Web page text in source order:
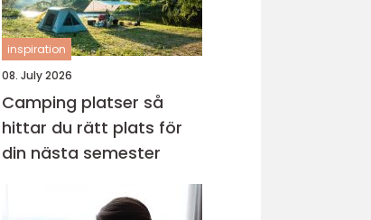
inspiration
08. July 2026
Camping platser så
hittar du rätt plats för
din nästa semester